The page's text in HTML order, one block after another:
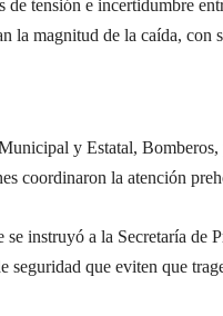
tensión e incertidumbre
magnitud de la caída, con
y Estatal,
coordinaron la atención
se instruyó a la Secretaría de
que eviten que